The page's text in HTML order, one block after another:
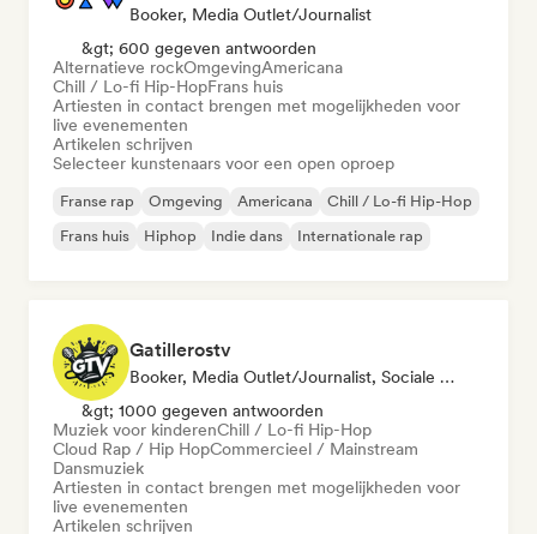
Booker, Media Outlet/Journalist
&gt; 600 gegeven antwoorden
Alternatieve rockOmgevingAmericana
Chill / Lo-fi Hip-HopFrans huis
Artiesten in contact brengen met mogelijkheden voor
live evenementen
Artikelen schrijven
Selecteer kunstenaars voor een open oproep
Franse rap Omgeving Americana
Chill / Lo-fi Hip-Hop
Frans huis
Hiphop Indie dans Internationale rap
Gatillerostv
Booker, Media Outlet/Journalist, Sociale Media Beïnvloeder
&gt; 1000 gegeven antwoorden
Muziek voor kinderenChill / Lo-fi Hip-Hop
Cloud Rap / Hip HopCommercieel / Mainstream
Dansmuziek
Artiesten in contact brengen met mogelijkheden voor
live evenementen
Artikelen schrijven